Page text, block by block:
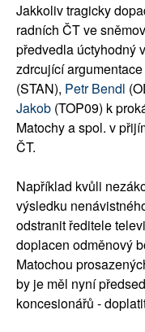
Jakkoliv tragicky
radních ČT ve
předvedla úctyhodný
zdrcující
(STAN), Petr Bendl
Jakob (TOP09) k
Matochy a spol. v
ČT.
Například kvůli
výsledku
odstranit ředitele
doplacen odměnový
Matochou
by je měl nyní
koncesionářů -